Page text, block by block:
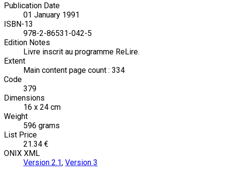
Publication Date
01 January 1991
ISBN-13
978-2-86531-042-5
Edition Notes
Livre inscrit au programme ReLire.
Extent
Main content page count : 334
Code
379
Dimensions
16 x 24 cm
Weight
596 grams
List Price
21.34 €
ONIX XML
Version 2.1, Version 3